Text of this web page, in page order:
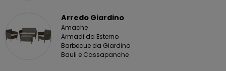
Arredo Giardino
Amache
Armadi da Esterno
Barbecue da Giardino
Bauli e Cassapanche